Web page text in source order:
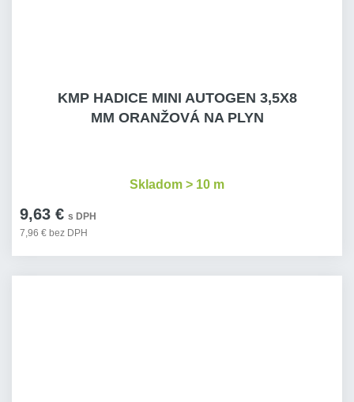
KMP HADICE MINI AUTOGEN 3,5X8
MM ORANŽOVÁ NA PLYN
9,63 € s DPH
7,96 € bez DPH
Skladom > 10 m